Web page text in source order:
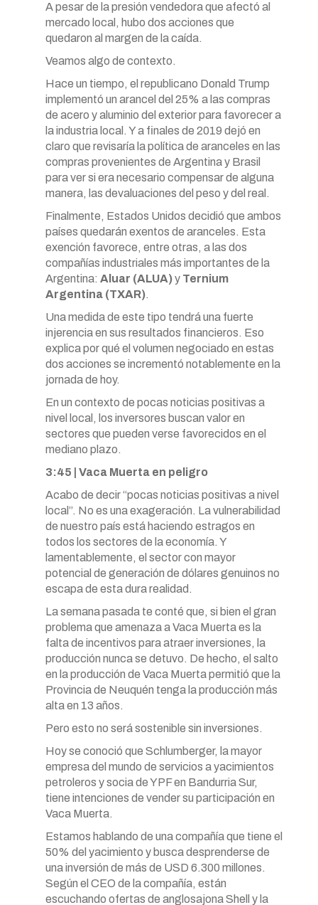
A pesar de la presión vendedora que afectó al
mercado local, hubo dos acciones que
quedaron al margen de la caída.
Veamos algo de contexto.
Hace un tiempo, el republicano Donald Trump
implementó un arancel del 25% a las compras
de acero y aluminio del exterior para favorecer a
la industria local. Y a finales de 2019 dejó en
claro que revisaría la política de aranceles en las
compras provenientes de Argentina y Brasil
para ver si era necesario compensar de alguna
manera, las devaluaciones del peso y del real.
Finalmente, Estados Unidos decidió que ambos
países quedarán exentos de aranceles. Esta
exención favorece, entre otras, a las dos
compañías industriales más importantes de la
Argentina: Aluar (ALUA)y Ternium
Argentina (TXAR).
Una medida de este tipo tendrá una fuerte
injerencia en sus resultados financieros. Eso
explica por qué el volumen negociado en estas
dos acciones se incrementó notablemente en la
jornada de hoy.
En un contexto de pocas noticias positivas a
nivel local, los inversores buscan valor en
sectores que pueden verse favorecidos en el
mediano plazo.
3:45 | Vaca Muerta en peligro
Acabo de decir “pocas noticias positivas a nivel
local”. No es una exageración. La vulnerabilidad
de nuestro país está haciendo estragos en
todos los sectores de la economía. Y
lamentablemente, el sector con mayor
potencial de generación de dólares genuinos no
escapa de esta dura realidad.
La semana pasada te conté que, si bien el gran
problema que amenaza a Vaca Muerta es la
falta de incentivos para atraer inversiones, la
producción nunca se detuvo. De hecho, el salto
en la producción de Vaca Muerta permitió que la
Provincia de Neuquén tenga la producción más
alta en 13 años.
Pero esto no será sostenible sin inversiones.
Hoy se conoció que Schlumberger, la mayor
empresa del mundo de servicios a yacimientos
petroleros y socia de YPF en Bandurria Sur,
tiene intenciones de vender su participación en
Vaca Muerta.
Estamos hablando de una compañía que tiene el
50% del yacimiento y busca desprenderse de
una inversión de más de USD 6.300 millones.
Según el CEO de la compañía, están
escuchando ofertas de anglosajona Shell y la